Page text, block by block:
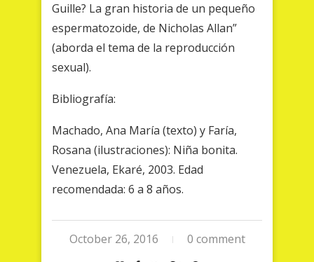
Guille? La gran historia de un pequeño
espermatozoide, de Nicholas Allan”
(aborda el tema de la reproducción
sexual).
Bibliografía:
Machado, Ana María (texto) y Faría,
Rosana (ilustraciones): Niña bonita.
Venezuela, Ekaré, 2003. Edad
recomendada: 6 a 8 años.
October 26, 2016 0 comment